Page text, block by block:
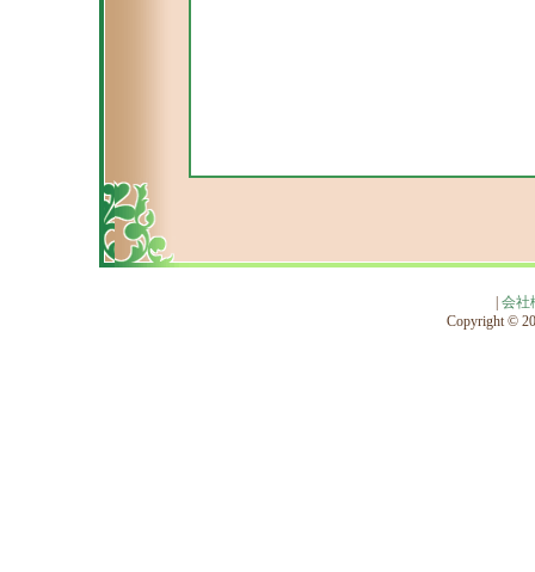
会社
Copyright ©